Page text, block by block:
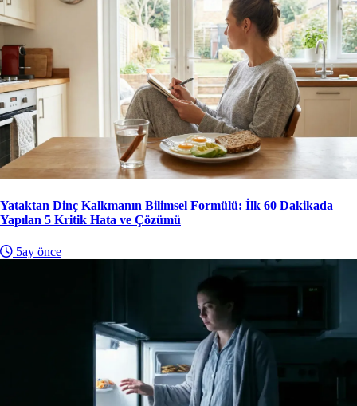
Yataktan Dinç Kalkmanın Bilimsel Formülü: İlk 60 Dakikada
Yapılan 5 Kritik Hata ve Çözümü
5ay önce